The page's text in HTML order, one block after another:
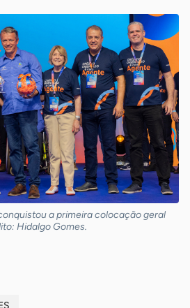
a primeira colocação geral
Hidalgo Gomes.